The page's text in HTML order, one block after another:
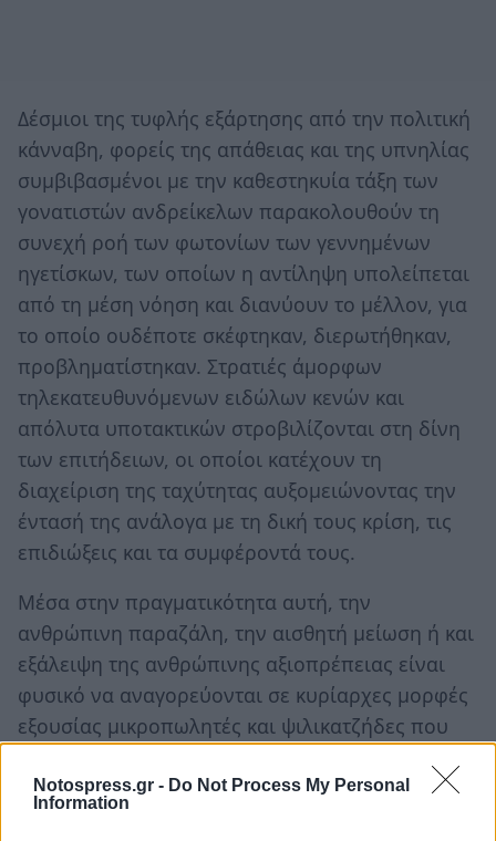
Notospress.gr - Do Not Process My Personal
Information
Δέσμιοι της τυφλής εξάρτησης από την πολιτική
κάνναβη, φορείς της απάθειας και της υπνηλίας
συμβιβασμένοι με την καθεστηκυία τάξη των
γονατιστών ανδρείκελων παρακολουθούν τη
συνεχή ροή των φωτονίων των γεννημένων
ηγετίσκων, των οποίων η αντίληψη υπολείπεται
από τη μέση νόηση και διανύουν το μέλλον, για
το οποίο ουδέποτε σκέφτηκαν, διερωτήθηκαν,
προβληματίστηκαν. Στρατιές άμορφων
τηλεκατευθυνόμενων ειδώλων κενών και
απόλυτα υποτακτικών στροβιλίζονται στη δίνη
των επιτήδειων, οι οποίοι κατέχουν τη
διαχείριση της ταχύτητας αυξομειώνοντας την
έντασή της ανάλογα με τη δική τους κρίση, τις
επιδιώξεις και τα συμφέροντά τους.
Μέσα στην πραγματικότητα αυτή, την
ανθρώπινη παραζάλη, την αισθητή μείωση ή και
εξάλειψη της ανθρώπινης αξιοπρέπειας είναι
φυσικό να αναγορεύονται σε κυρίαρχες μορφές
εξουσίας μικροπωλητές και ψιλικατζήδες που
διαθέτοντας με πειστικό και αγοραίο τρόπο ό, τι